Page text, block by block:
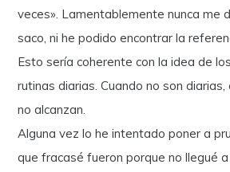
veces». Lamentablemente nunca me
saco, ni he podido encontrar la
Esto sería coherente con la idea de
rutinas diarias. Cuando no son
no alcanzan.
Alguna vez lo he intentado poner a
que fracasé fueron porque no llegué